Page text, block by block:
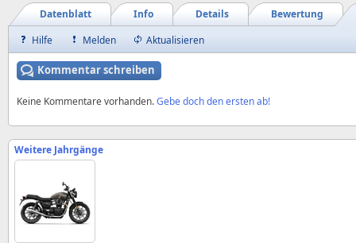
Bewertung
Details
Info
Datenblatt
Hilfe
Melden Aktualisieren
Kommentar schreiben
Keine Kommentare vorhanden.Gebe doch den ersten ab!
Weitere Jahrgänge